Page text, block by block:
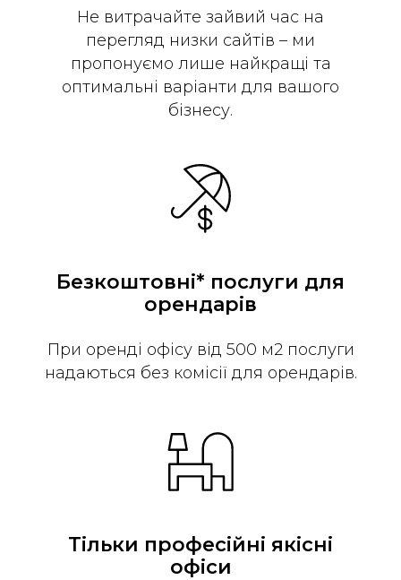
Не витрачайте зайвий час на
перегляд низки сайтів – ми
пропонуємо лише найкращі та
оптимальні варіанти для вашого
бізнесу.
Безкоштовні* послуги для
орендарів
При оренді офісу від 500 м2 послуги
надаються без комісії для орендарів.
Тільки професійні якісні
офіси